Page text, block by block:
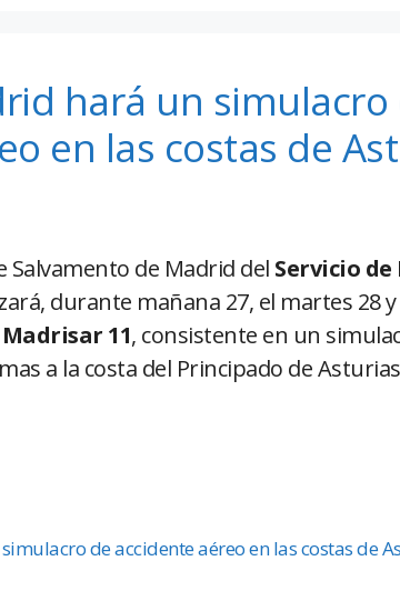
hará un simulacro
en las costas de
Salvamento de Madrid del Servicio de
durante mañana 27, el martes 28
11, consistente en un
a la costa del Principado de
de accidente aéreo en las costas de